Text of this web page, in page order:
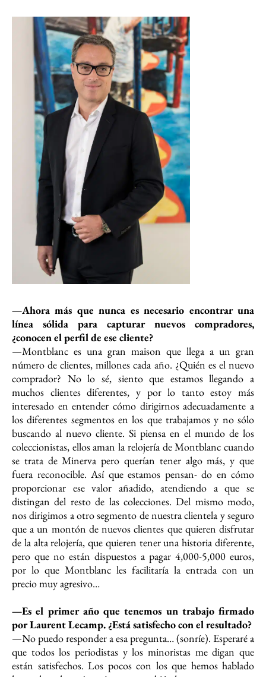
—Ahora más que nunca es necesario encontrar una
línea sólida para capturar nuevos compradores,
¿conocen el perfil de ese cliente?
—Montblanc es una gran maison que llega a un gran
número de clientes, millones cada año. ¿Quién es el nuevo
comprador? No lo sé, siento que estamos llegando a
muchos clientes diferentes, y por lo tanto estoy más
interesado en entender cómo dirigirnos adecuadamente a
los diferentes segmentos en los que trabajamos y no sólo
buscando al nuevo cliente. Si piensa en el mundo de los
coleccionistas, ellos aman la relojería de Montblanc cuando
se trata de Minerva pero querían tener algo más, y que
fuera reconocible. Así que estamos pensan- do en cómo
proporcionar ese valor añadido, atendiendo a que se
distingan del resto de las colecciones. Del mismo modo,
nos dirigimos a otro segmento de nuestra clientela y seguro
que a un montón de nuevos clientes que quieren disfrutar
de la alta relojería, que quieren tener una historia diferente,
pero que no están dispuestos a pagar 4,000-5,000 euros,
por lo que Montblanc les facilitaría la entrada con un
precio muy agresivo…
—Es el primer año que tenemos un trabajo firmado
por Laurent Lecamp. ¿Está satisfecho con el resultado?
—No puedo responder a esa pregunta… (sonríe). Esperaré a
que todos los periodistas y los minoristas me digan que
están satisfechos. Los pocos con los que hemos hablado